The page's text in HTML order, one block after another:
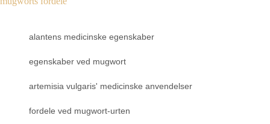
alantens medicinske egenskaber
egenskaber ved mugwort
artemisia vulgaris' medicinske anvendelser
fordele ved mugwort-urten